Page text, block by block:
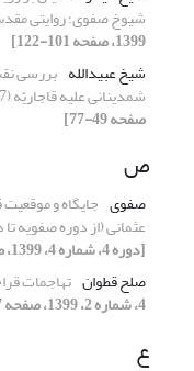
شیوخ صفوی؛ روایتی
1399، صفحه 101-122]
شیخ­ عبیدالله بررسی
شمدینانی علیه قاجاریّه (1297 ق/ 1880 م)
صفحه 49-77]
ص
صفوی جایگاه و
عثمانی‌ (از دوره صفویه تا
[دوره 4، شماره 4، 1399، صفحه 95-120]
صلح قطوان تهاجمات
4، شماره 2، 1399، صفحه 117-135]
ع